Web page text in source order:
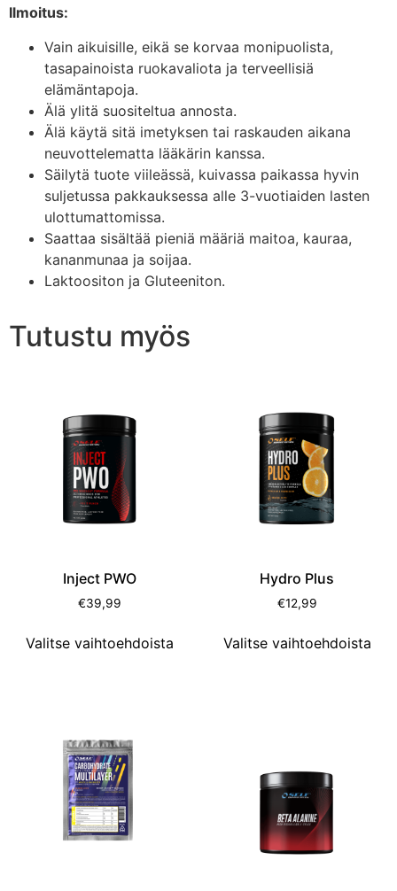
Ilmoitus:
Vain aikuisille, eikä se korvaa monipuolista,
tasapainoista ruokavaliota ja terveellisiä
elämäntapoja.
Älä ylitä suositeltua annosta.
Älä käytä sitä imetyksen tai raskauden aikana
neuvottelematta lääkärin kanssa.
Säilytä tuote viileässä, kuivassa paikassa hyvin
suljetussa pakkauksessa alle 3-vuotiaiden lasten
ulottumattomissa.
Saattaa sisältää pieniä määriä maitoa, kauraa,
kananmunaa ja soijaa.
Laktoositon ja Gluteeniton.
Tutustu myös
Inject PWO
€39,99
Valitse vaihtoehdoista
Hydro Plus
€12,99
Valitse vaihtoehdoista